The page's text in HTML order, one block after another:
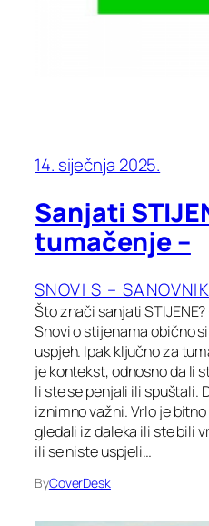
14. siječnja 2025.
Sanjati
tumačenje –
SNOVI S – SANOVNIK
Što znači sanjati
Snovi o stijenama obično
uspjeh. Ipak ključno za
je kontekst, odnosno da li
li ste se penjali ili spuštali.
iznimno važni. Vrlo je
gledali iz daleka ili ste bili
ili se niste uspjeli…
ByCoverDesk